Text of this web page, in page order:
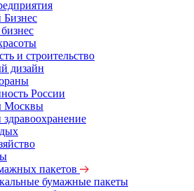
и строительство
дизайн
России
Москвы
пакетов
бумажные пакеты